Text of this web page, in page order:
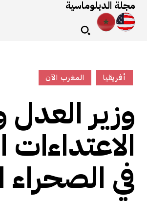
مجلة الدبلوماسية
أفريقيا المغرب الآن
وزير
في الصحراء